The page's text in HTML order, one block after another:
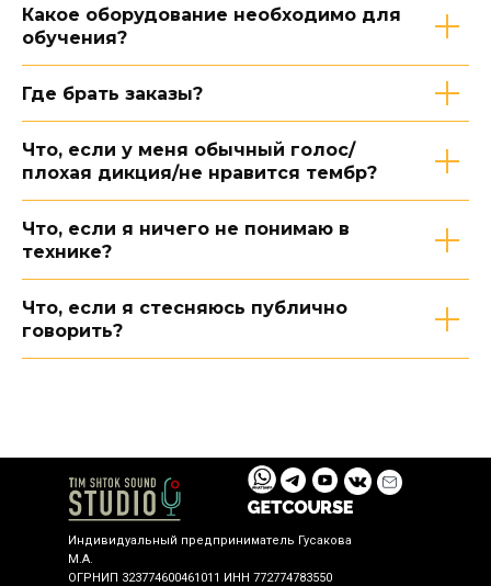
Какое оборудование необходимо для
обучения?
Где брать заказы?
Что, если у меня обычный голос/
плохая дикция/не нравится тембр?
Что, если я ничего не понимаю в
технике?
Что, если я стесняюсь публично
говорить?
Индивидуальный предприниматель Гусакова
М.А.
ОГРНИП 323774600461011 ИНН 772774783550